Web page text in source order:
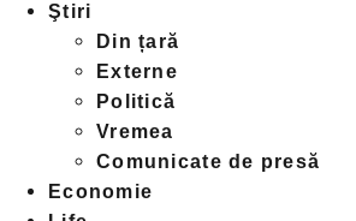
Ştiri
Din țară
Externe
Politică
Vremea
Comunicate de presă
Economie